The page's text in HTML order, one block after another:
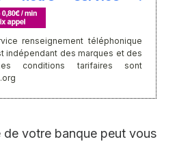
renseignement téléphonique
indépendant des marques et des
conditions tarifaires sont
de votre banque peut vous